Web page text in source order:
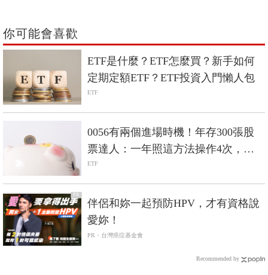
你可能會喜歡
ETF是什麼？ETF怎麼買？新手如何
定期定額ETF？ETF投資入門懶人包
ETF
0056有兩個進場時機！年存300張股
票達人：一年照這方法操作4次，賺
進20%
ETF
PR
伴侶和妳一起預防HPV，才有資格說
愛妳！
PR・台灣癌症基金會
Recommended by